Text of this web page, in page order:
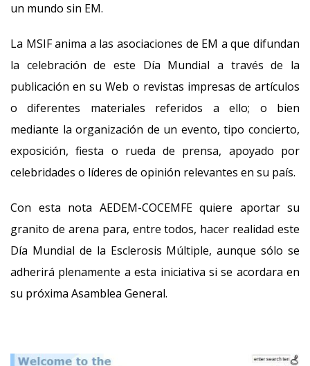
un mundo sin EM.
La MSIF anima a las asociaciones de EM a que difundan
la celebración de este Día Mundial a través de la
publicación en su Web o revistas impresas de artículos
o diferentes materiales referidos a ello; o bien
mediante la organización de un evento, tipo concierto,
exposición, fiesta o rueda de prensa, apoyado por
celebridades o líderes de opinión relevantes en su país.
Con esta nota AEDEM-COCEMFE quiere aportar su
granito de arena para, entre todos, hacer realidad este
Día Mundial de la Esclerosis Múltiple, aunque sólo se
adherirá plenamente a esta iniciativa si se acordara en
su próxima Asamblea General.